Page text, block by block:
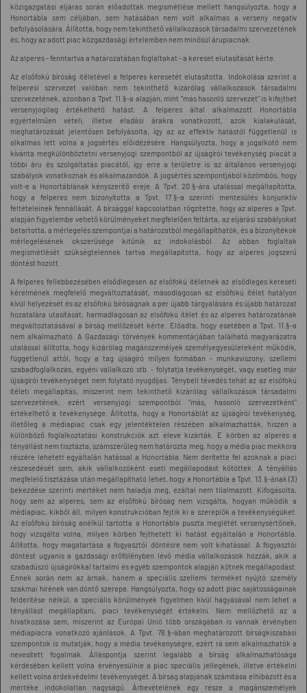
közigazgatási eljárás során előadottak megismétlése mellett hangsúlyozta, hogy a
Honortábla sem céljában, sem hatásában nem volt alkalmas a verseny negatív
befolyásolására. Állította, hogy nem tekinthető vállalkozások társadalmi szervezetének
és, hogy az adott piac közgazdasági értelemben nem minősül árupiacnak.
Az alperes - fenntartva a határozatában foglaltakat - a kereset elutasítását kérte.
Az elsőfokú bíróság ítéletével a felperes keresetét elutasította. Indokolása szerint a
felperesi szervezet valóban nem tekinthető kizárólag vállalkozások társadalmi
szervezetének, azonban a Tpvt. 11.§-a alapján, mint "más hasonló szervezet" is kifejthet
versenyjogilag értékelhető hatást. A felperes által alkalmazott Honortábla
egyértelműen vételi, illetve eladási árakra vonatkozott, azok kialakulását,
meghatározását jelentősen befolyásolta, így az az effektív hatástól függetlenül is
alkalmas lett volna a jogsértés előidézésére. Hangsúlyozta, hogy a jogalkotó nem
kívánta megkülönböztetni versenyjogi szempontból az újságírói tevékenység piacát a
többi áru és szolgáltatás piacától, így erre a területre is az általános versenyjogi
szabályok vonatkoznak és alkalmazandók. A jogsértés szempontjából közömbös, hogy
volt-e a Honortáblának kényszerítő ereje. A Tpvt. 20.§-ára utalással megállapította,
hogy a felperes nem bizonyította a Tpvt. 17.§-a szerinti mentesülés konjunktív
feltételeinek fennállását. A bírsággal kapcsolatban rögzítette, hogy az alperes a Tpvt.
alapján figyelembe vehető körülményeket megfelelően feltárta, az eljárási szabályokat
betartotta, a mérlegelés szempontjai a határozatból megállapíthatók, és a bizonyítékok
mérlegelésének okszerűsége kitűnik az indokolásból. Az abban foglaltak
megismétlését szükségtelennek tartva megállapította, hogy az alperes jogszerű
döntést hozott.
A felperes fellebbezésében elsődlegesen az elsőfokú ítéletnek az elsődleges kereseti
kérelmének megfelelő megváltoztatását, másodlagosan az elsőfokú ítélet hatályon
kívül helyezését és az elsőfokú bíróságnak a per újabb tárgyalására és újabb határozat
hozatalára utasítását, harmadlagosan az elsőfokú ítélet és az alperes határozatának
megváltoztatásával a bírság mellőzését kérte. Előadta, hogy esetében a Tpvt. 11.§-a
nem alkalmazható. A Gazdasági törvények kommentárjában található magyarázatra
utalással állította, hogy kizárólag magánszemélyek személyegyesületeként működik,
függetlenül attól, hogy a tag újságíró milyen formában - munkaviszony, szellemi
szabadfoglalkozás, egyéni vállalkozó stb. - folytatja tevékenységét, vagy esetleg már
újságírói tevékenységet nem folytató nyugdíjas. Ténybeli tévedés tehát az az elsőfokú
ítéleti megállapítás, miszerint nem tekinthető kizárólag vállalkozások társadalmi
szervezetének, ezért versenyjogi szempontból "más, hasonló szervezetként"
értékelhető a tevékenysége. Állította, hogy a Honortáblát az újságírói tevékenység,
illetőleg a médiapiac csak egy jelentéktelen részében alkalmazhatták, hiszen a
különböző foglalkoztatási konstrukciók azt eleve kizárták. E körben az alperes a
tényállást nem tisztázta, számszerűleg nem határozta meg, hogy a média piac mekkora
részére lehetett egyáltalán hatással a Honortábla. Nem derítette fel azoknak a piaci
részesedését sem, akik vállalkozóként eseti megállapodást kötöttek. A tényállás
megfelelő tisztázása után megállapítható lehet, hogy a Honortábla a Tpvt. 13.§-ának (3)
bekezdése szerinti mértéket nem haladja meg, ezáltal nem tilalmazott. Kifogásolta,
hogy sem az alperes, sem az elsőfokú bíróság nem vizsgálta, hogyan működik a
médiapiac, kikből áll, milyen konstrukcióban fejtik ki a szereplők a tevékenységüket.
Az elsőfokú bíróság anélkül tartotta a Honortábla puszta meglétét versenysértőnek,
hogy vizsgálta volna, milyen körben fejthetett ki hatást egyáltalán a Honortábla.
Állította, hogy magatartása a fogyasztói döntésre nem volt kihatással. A fogyasztói
döntést ugyanis a gazdasági erőfölényben lévő média vállalkozások hozzák, akik a
szabadúszó újságírókkal tartalmi és egyéb szempontok alapján kötnek megállapodást.
Ennek során nem az árnak, hanem a speciális szellemi terméket nyújtó személy
szakmai hírének van döntő szerepe. Hangsúlyozta, hogy az adott piac sajátosságainak
felderítése nélkül, a speciális körülmények figyelmen kívül hagyásával nem lehet a
tényállást megállapítani, piaci tevékenységét értékelni. Nem mellőzhető az a
hivatkozása sem, miszerint az Európai Unió több országában is vannak érvényben
médiapiacra vonatkozó ajánlások. A Tpvt. 78.§-ában meghatározott bírságkiszabási
szempontok is mutatják, hogy a média tevékenységre, ezért rá sem alkalmazhatók a
nevesített fogalmak. Álláspontja szerint legalább a bírság alkalmazhatósága
kérdésében kellett volna érvényesülnie a piac speciális jellegének, illetve értékelni
kellett volna érdekvédelmi tevékenységét. A bírság alapjának számítása elhibázott és a
mértéke indokolatlan nagyságú. Árbevételének egy része a magánszemélyek